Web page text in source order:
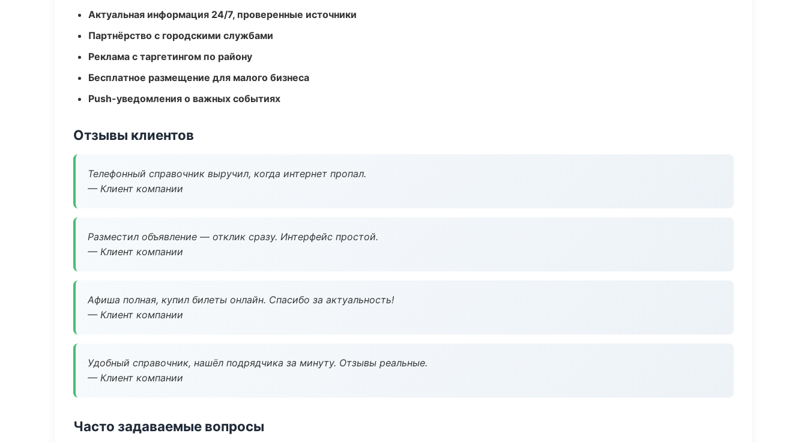
Актуальная информация 24/7, проверенные источники
Партнёрство с городскими службами
Реклама с таргетингом по району
Бесплатное размещение для малого бизнеса
Push-уведомления о важных событиях
Отзывы клиентов
Телефонный справочник выручил, когда интернет пропал.
— Клиент компании
Разместил объявление — отклик сразу. Интерфейс простой.
— Клиент компании
Афиша полная, купил билеты онлайн. Спасибо за актуальность!
— Клиент компании
Удобный справочник, нашёл подрядчика за минуту. Отзывы реальные.
— Клиент компании
Часто задаваемые вопросы